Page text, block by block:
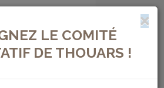
LE COMITÉ
DE THOUARS !